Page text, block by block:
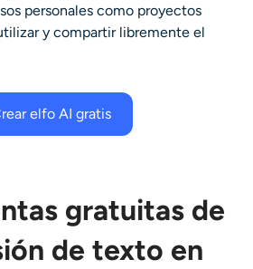
personales como proyectos
y compartir libremente el
elfo AI gratis
gratuitas de
de texto en